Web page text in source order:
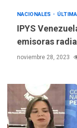
NACIONALES
IPYS
emisoras
noviembre 28, 2023